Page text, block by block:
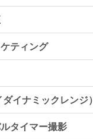
ティング
イナミックレンジ）
タイマー撮影